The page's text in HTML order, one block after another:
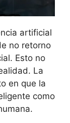
artificial
no retorno
Esto no
La
en que la
como